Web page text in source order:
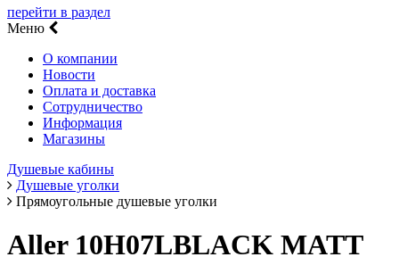
перейти в раздел
Меню
О компании
Новости
Оплата и доставка
Сотрудничество
Информация
Магазины
Душевые кабины
Душевые уголки
Прямоугольные душевые уголки
Aller 10H07LBLACK MATT